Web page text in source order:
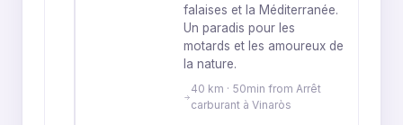
falaises et la Méditerranée.
Un paradis pour les
motards et les amoureux de
la nature.
40 km · 50min from Arrêt
carburant à Vinaròs